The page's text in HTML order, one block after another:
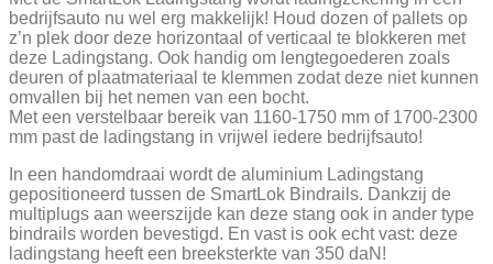
bedrijfsauto nu wel erg makkelijk! Houd dozen of pallets op
z’n plek door deze horizontaal of verticaal te blokkeren met
deze Ladingstang. Ook handig om lengtegoederen zoals
deuren of plaatmateriaal te klemmen zodat deze niet kunnen
omvallen bij het nemen van een bocht.
Met een verstelbaar bereik van 1160-1750 mm of 1700-2300
mm past de ladingstang in vrijwel iedere bedrijfsauto!
In een handomdraai wordt de aluminium Ladingstang
gepositioneerd tussen de SmartLok Bindrails. Dankzij de
multiplugs aan weerszijde kan deze stang ook in ander type
bindrails worden bevestigd. En vast is ook echt vast: deze
ladingstang heeft een breeksterkte van 350 daN!